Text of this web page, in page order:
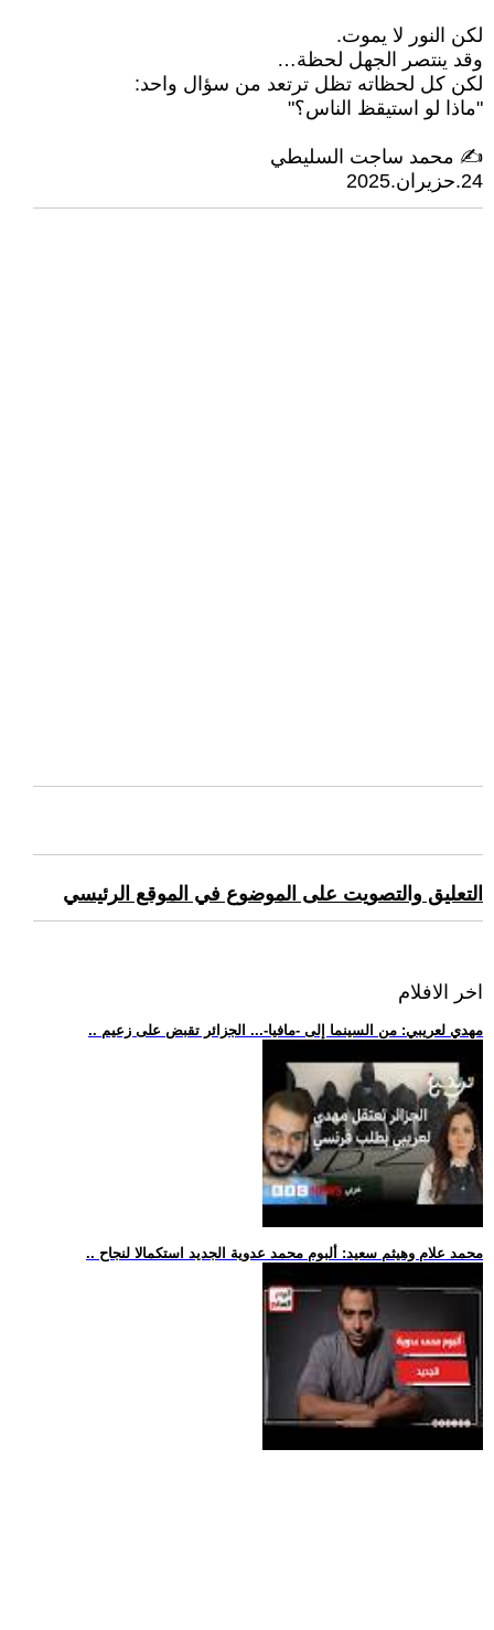
لكن النور لا يموت.
وقد ينتصر الجهل لحظة…
لكن كل لحظاته تظل ترتعد من سؤال واحد:
"ماذا لو استيقظ الناس؟"
️✍️ محمد ساجت السليطي
24.حزيران.2025
التعليق والتصويت على الموضوع في الموقع الرئيسي
اخر الافلام
.. مهدي لعريبي: من السينما إلى -مافيا-... الجزائر تقبض على زعيم
.. محمد علام وهيثم سعيد: ألبوم محمد عدوية الجديد استكمالا لنجاح